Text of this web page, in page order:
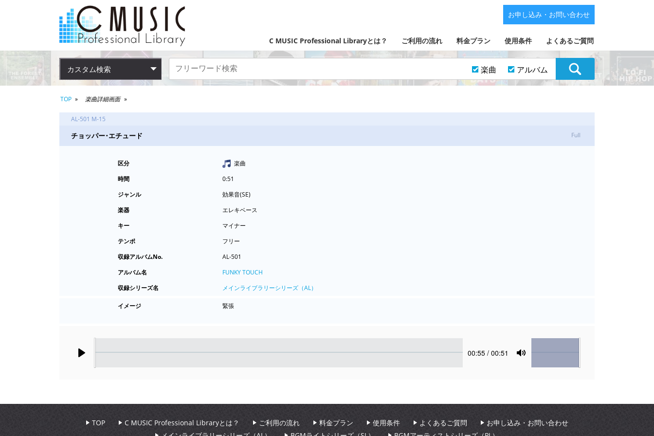
C MUSIC Professional Libraryとは？ ご利用の流れ 料金プラン 使用条件 よくあるご質問
お申し込み・お問い合わせ
カスタム検索 楽曲 アルバム
TOP 楽曲詳細画面
AL-501 M-15
チョッパー･エチュード Full
区分
楽曲
時間
0:51
ジャンル
効果音(SE)
楽器
エレキベース
キー
マイナー
テンポ
フリー
収録アルバムNo.
AL-501
アルバム名
FUNKY TOUCH
収録シリーズ名
メインライブラリーシリーズ（AL）
イメージ 緊張
Current
00:55 / 00:51
Mute
Volume
TOP C MUSIC Professional Libraryとは？ ご利用の流れ 料金プラン 使用条件 よくあるご質問
お申し込み・お問い合わせ